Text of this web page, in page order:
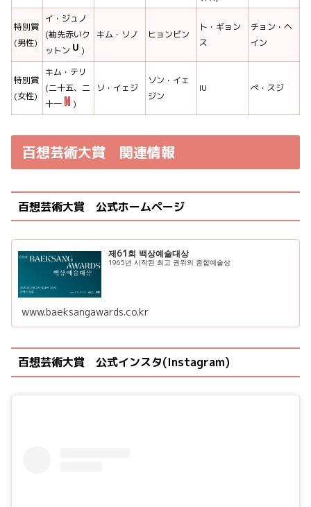
特別賞
(男性)
イ・ジュノ
(袖先赤いク
ットン
)
キム・ソノ ヒョンビン
ト・ギョン
ス
チョン・ヘ
イン
特別賞
(女性)
キム・テリ
(二十五、二
十一
)
ソ・イェジ
ソン・イェ
ジン
IU ぺ・スジ
百想芸術大賞 関連情報
百想芸術大賞 公式ホームページ
제61회 백상예술대상
1965년 시작된 최고 권위의 종합예술상
www.baeksangawards.co.kr
百想芸術大賞 公式インスタ(Instagram)